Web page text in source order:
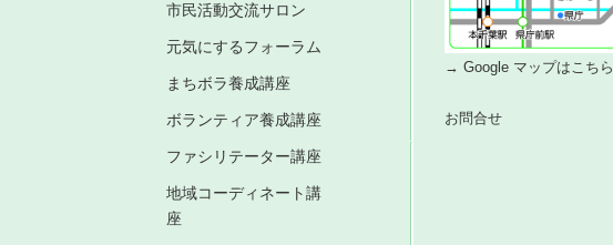
市民活動交流サロン
元気にするフォーラム
まちボラ養成講座
ボランティア養成講座
ファシリテーター講座
地域コーディネート講
座
→ Google マップはこちら
お問合せ